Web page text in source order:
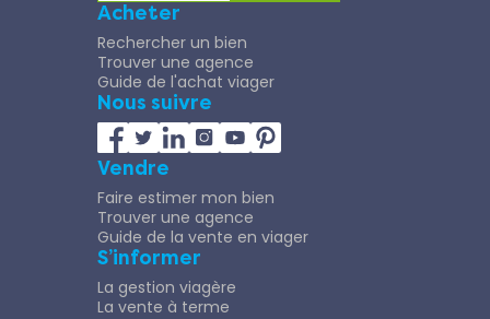
Acheter
Rechercher un bien
Trouver une agence
Guide de l'achat viager
Nous suivre
Vendre
Faire estimer mon bien
Trouver une agence
Guide de la vente en viager
S’informer
La gestion viagère
La vente à terme